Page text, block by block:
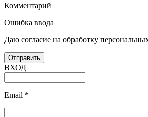
Комментарий
Ошибка ввода
Даю согласие на обработку
ВХОД
Email *